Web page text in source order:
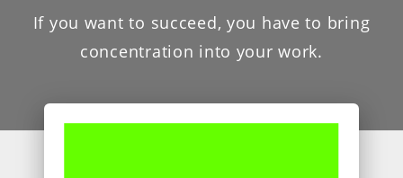
If you want to succeed, you have to bring
concentration into your work.